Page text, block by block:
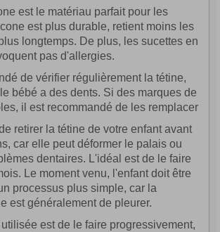
est le matériau parfait pour les
est plus durable, retient moins les
longtemps. De plus, les sucettes en
pas d'allergies.
de vérifier régulièrement la tétine,
bébé a des dents. Si des marques de
il est recommandé de les remplacer
retirer la tétine de votre enfant avant
car elle peut déformer le palais ou
dentaires. L'idéal est de le faire
Le moment venu, l'enfant doit être
processus plus simple, car la
est généralement de pleurer.
est de le faire progressivement,